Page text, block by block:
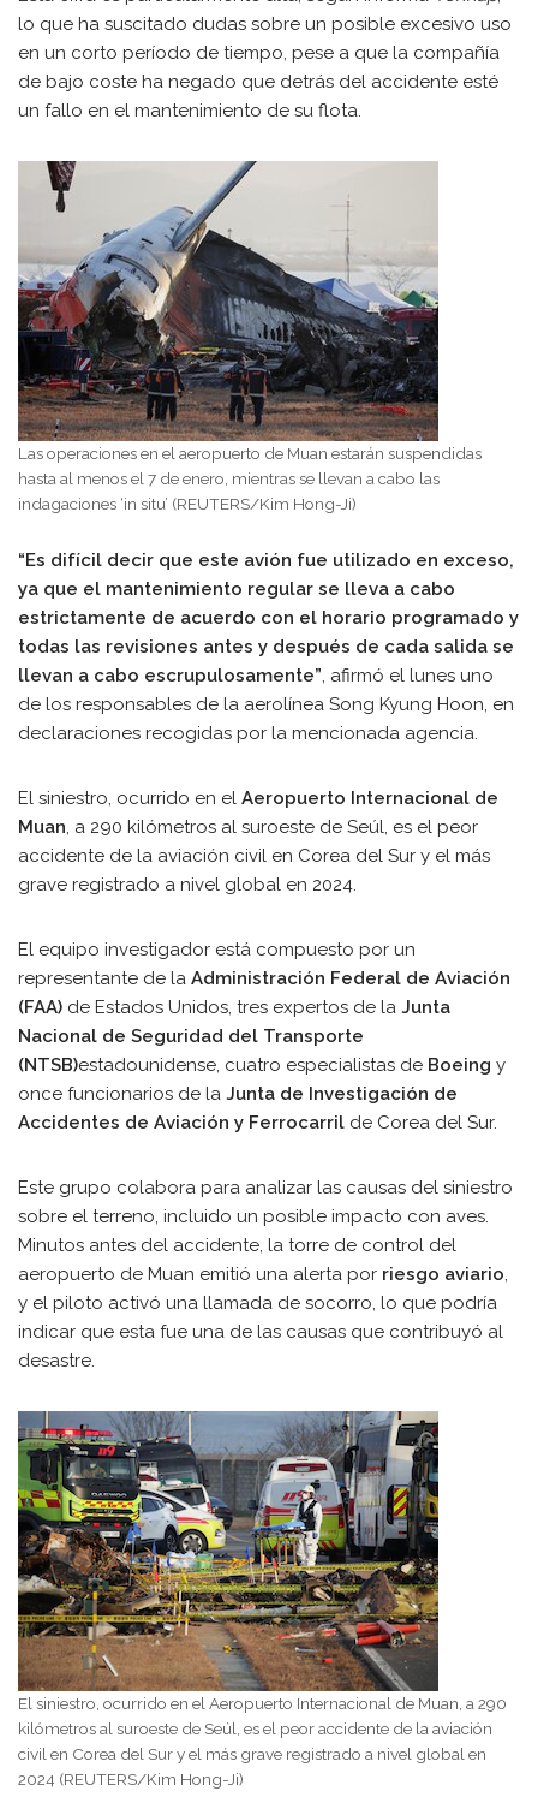
lo que ha suscitado dudas sobre un posible excesivo uso
en un corto período de tiempo, pese a que la compañía
de bajo coste ha negado que detrás del accidente esté
un fallo en el mantenimiento de su flota.
Las operaciones en el aeropuerto de Muan estarán suspendidas
hasta al menos el 7 de enero, mientras se llevan a cabo las
indagaciones ‘in situ’ (REUTERS/Kim Hong-Ji)
“Es difícil decir que este avión fue utilizado en exceso,
ya que el mantenimiento regular se lleva a cabo
estrictamente de acuerdo con el horario programado y
todas las revisiones antes y después de cada salida se
llevan a cabo escrupulosamente”, afirmó el lunes uno
de los responsables de la aerolínea Song Kyung Hoon, en
declaraciones recogidas por la mencionada agencia.
El siniestro, ocurrido en el Aeropuerto Internacional de
Muan, a 290 kilómetros al suroeste de Seúl, es el peor
accidente de la aviación civil en Corea del Sur y el más
grave registrado a nivel global en 2024.
El equipo investigador está compuesto por un
representante de la Administración Federal de Aviación
(FAA) de Estados Unidos, tres expertos de la Junta
Nacional de Seguridad del Transporte
(NTSB)estadounidense, cuatro especialistas de Boeing y
once funcionarios de la Junta de Investigación de
Accidentes de Aviación y Ferrocarril de Corea del Sur.
Este grupo colabora para analizar las causas del siniestro
sobre el terreno, incluido un posible impacto con aves.
Minutos antes del accidente, la torre de control del
aeropuerto de Muan emitió una alerta por riesgo aviario,
y el piloto activó una llamada de socorro, lo que podría
indicar que esta fue una de las causas que contribuyó al
desastre.
El siniestro, ocurrido en el Aeropuerto Internacional de Muan, a 290
kilómetros al suroeste de Seúl, es el peor accidente de la aviación
civil en Corea del Sur y el más grave registrado a nivel global en
2024 (REUTERS/Kim Hong-Ji)